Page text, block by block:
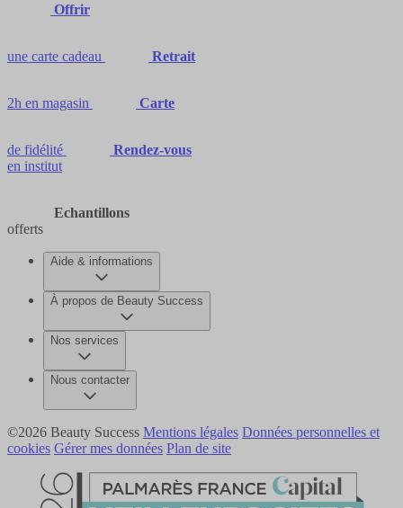
Offrir
une carte cadeau Retrait
2h en magasin Carte
de fidélité
Rendez-vous
en institut
Echantillons
offerts
Aide & informations
À propos de Beauty Success
Nos services
Nous contacter
©2026 Beauty Success Mentions légales Données personnelles et
cookies Gérer mes données Plan de site